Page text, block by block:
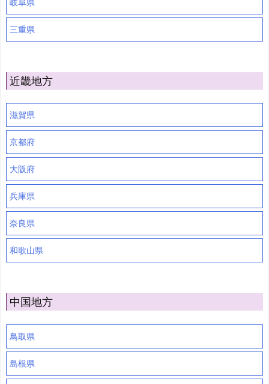
岐阜県
三重県
近畿地方
滋賀県
京都府
大阪府
兵庫県
奈良県
和歌山県
中国地方
鳥取県
島根県